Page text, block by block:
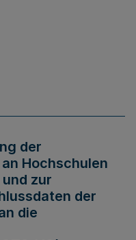
der
Hochschulen
zur
der
die